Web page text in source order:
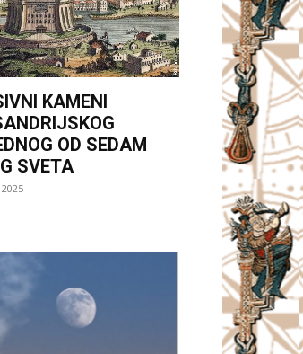
KAMENI
OD SEDAM
SVETA